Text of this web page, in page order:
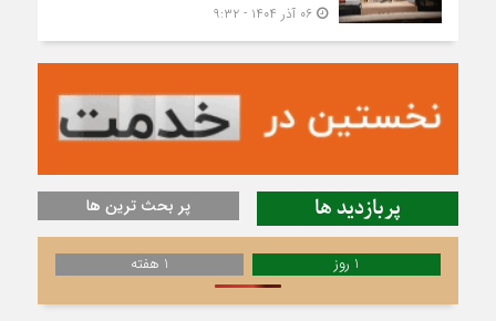
۰۶ آذر ۱۴۰۴ - ۹:۳۲
پربازدید ها پر بحث ترین ها
1 روز 1 هفته